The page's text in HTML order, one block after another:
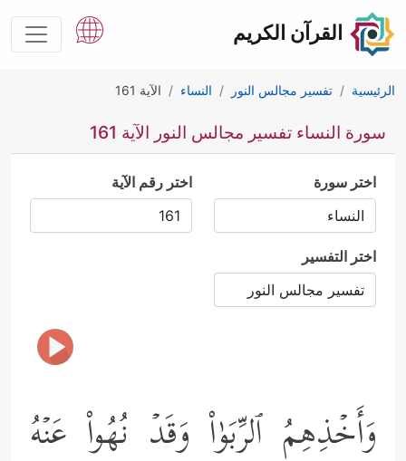
القرآن الكريم
الرئيسية تفسير مجالس النور النساء الآية 161
سورة النساء تفسير مجالس النور الآية 161
اختر سورة اختر رقم الآية
اختر التفسير
وَأَخۡذِهِمُ ٱلرِّبَوٰاْ وَقَدۡ نُهُواْ عَنۡهُ